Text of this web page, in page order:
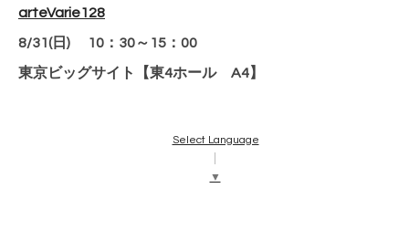
arteVarie128
8/31(日) 10：30～15：00
東京ビッグサイト【東4ホール A4】
Select Language
▼